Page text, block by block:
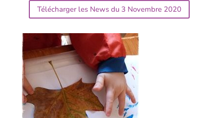
Télécharger les News du 3 Novembre 2020